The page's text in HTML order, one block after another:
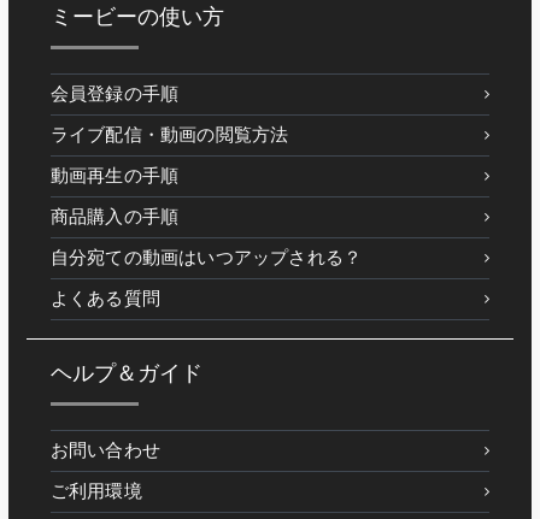
ミービーの使い方
会員登録の手順
ライブ配信・動画の閲覧方法
動画再生の手順
商品購入の手順
自分宛ての動画はいつアップされる？
よくある質問
ヘルプ＆ガイド
お問い合わせ
ご利用環境